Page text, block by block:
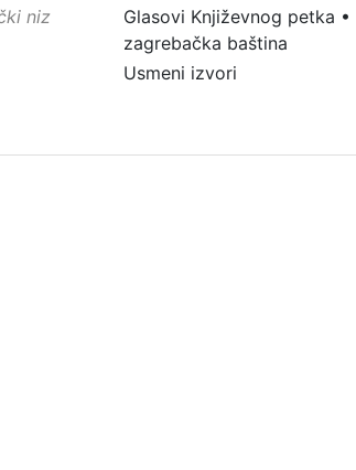
niz
Glasovi Književnog petka •
zagrebačka baština
Usmeni izvori